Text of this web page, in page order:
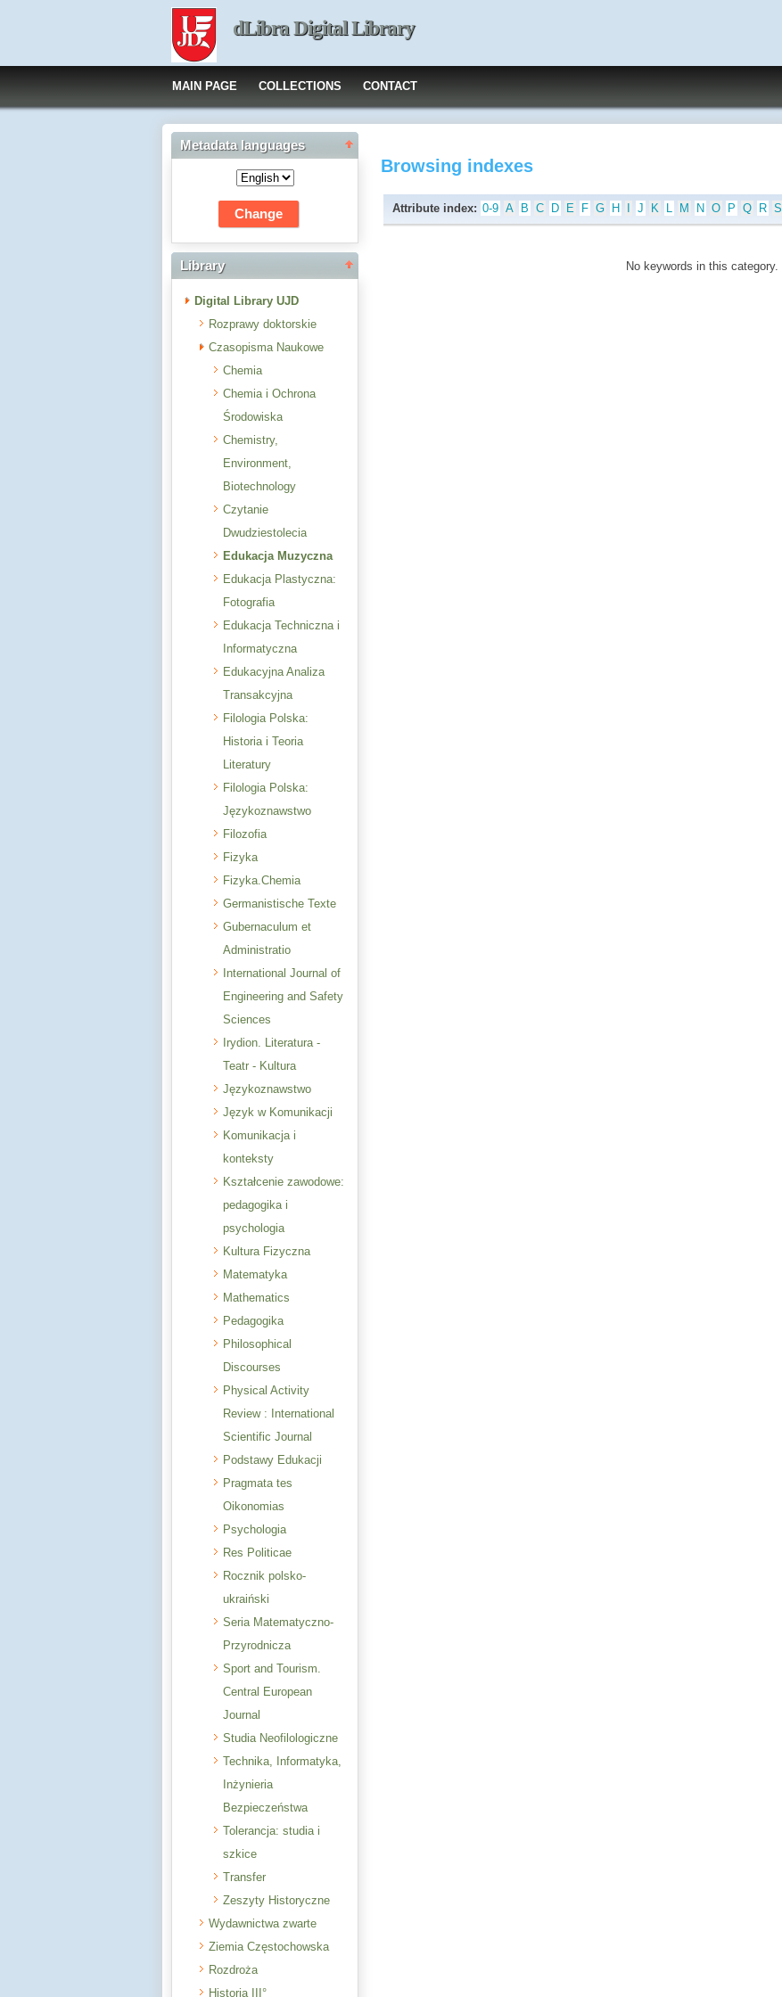
dLibra Digital Library
MAIN PAGE COLLECTIONS CONTACT
Metadata languages
Library
Digital Library UJD
Rozprawy doktorskie
Czasopisma Naukowe
Chemia
Chemia i Ochrona
Środowiska
Chemistry,
Environment,
Biotechnology
Czytanie
Dwudziestolecia
Edukacja Muzyczna
Edukacja Plastyczna:
Fotografia
Edukacja Techniczna i
Informatyczna
Edukacyjna Analiza
Transakcyjna
Filologia Polska:
Historia i Teoria
Literatury
Filologia Polska:
Językoznawstwo
Filozofia
Fizyka
Fizyka.Chemia
Germanistische Texte
Gubernaculum et
Administratio
International Journal of
Engineering and Safety
Sciences
Irydion. Literatura -
Teatr - Kultura
Językoznawstwo
Język w Komunikacji
Komunikacja i
konteksty
Kształcenie zawodowe:
pedagogika i
psychologia
Kultura Fizyczna
Matematyka
Mathematics
Pedagogika
Philosophical
Discourses
Physical Activity
Review : International
Scientific Journal
Podstawy Edukacji
Pragmata tes
Oikonomias
Psychologia
Res Politicae
Rocznik polsko-
ukraiński
Seria Matematyczno-
Przyrodnicza
Sport and Tourism.
Central European
Journal
Studia Neofilologiczne
Technika, Informatyka,
Inżynieria
Bezpieczeństwa
Tolerancja: studia i
szkice
Transfer
Zeszyty Historyczne
Wydawnictwa zwarte
Ziemia Częstochowska
Rozdroża
Historia III°
Browsing indexes
Attribute index: 0-9 A B C D E F G H J K L M N O P Q R S
No keywords in this category.